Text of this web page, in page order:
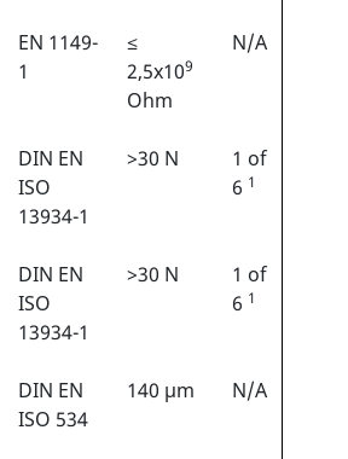
EN 1149-
1
≤
2,5x109
Ohm
N/A
DIN EN
ISO
13934-1
>30 N
1 of
6 1
DIN EN
ISO
13934-1
>30 N
1 of
6 1
DIN EN
ISO 534
140 µm N/A